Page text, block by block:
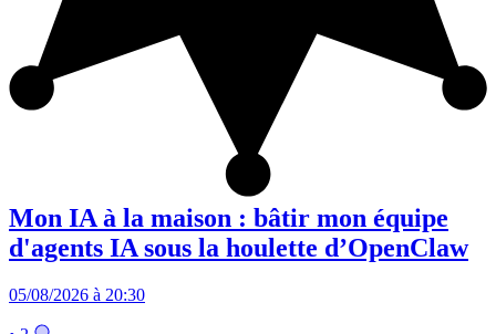
Mon IA à la maison : bâtir mon équipe
d'agents IA sous la houlette d’OpenClaw
05/08/2026 à 20:30